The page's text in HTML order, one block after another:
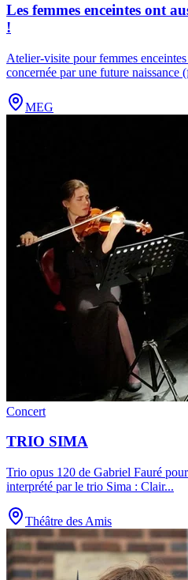
Les femmes enceintes ont
!
Atelier-visite pour femmes
concernée par une future naissance
MEG
Concert
TRIO SIMA
Trio opus 120 de Gabriel Fauré
interprété par le trio Sima : Clair...
Théâtre des Amis